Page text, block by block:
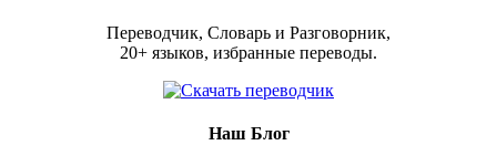
Переводчик, Словарь и Разговорник,
20+ языков, избранные переводы.
Наш Блог